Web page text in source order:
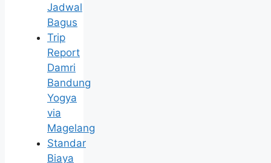
Jadwal
Bagus
Trip
Report
Damri
Bandung
Yogya
via
Magelang
Standar
Biaya